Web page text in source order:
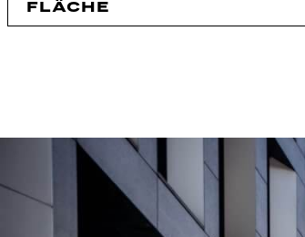
FLÄCHE